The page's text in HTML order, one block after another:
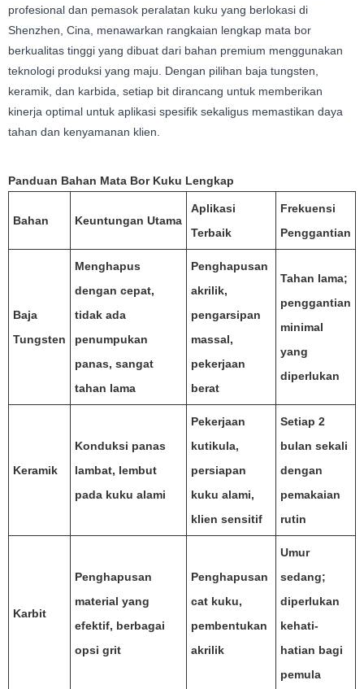
profesional dan pemasok peralatan kuku yang berlokasi di
Shenzhen, Cina, menawarkan rangkaian lengkap mata bor
berkualitas tinggi yang dibuat dari bahan premium menggunakan
teknologi produksi yang maju. Dengan pilihan baja tungsten,
keramik, dan karbida, setiap bit dirancang untuk memberikan
kinerja optimal untuk aplikasi spesifik sekaligus memastikan daya
tahan dan kenyamanan klien.
Panduan Bahan Mata Bor Kuku Lengkap
Bahan Keuntungan Utama
Aplikasi
Terbaik
Frekuensi
Penggantian
Baja
Tungsten
Menghapus
dengan cepat,
tidak ada
penumpukan
panas, sangat
tahan lama
Penghapusan
akrilik,
pengarsipan
massal,
pekerjaan
berat
Tahan lama;
penggantian
minimal
yang
diperlukan
Keramik
Konduksi panas
lambat, lembut
pada kuku alami
Pekerjaan
kutikula,
persiapan
kuku alami,
klien sensitif
Setiap 2
bulan sekali
dengan
pemakaian
rutin
Karbit
Penghapusan
material yang
efektif, berbagai
opsi grit
Penghapusan
cat kuku,
pembentukan
akrilik
Umur
sedang;
diperlukan
kehati-
hatian bagi
pemula